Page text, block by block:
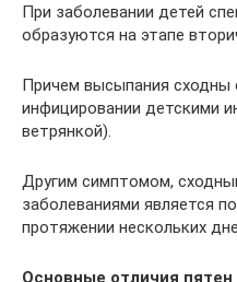
При заболевании детей
образуются на этапе
Причем высыпания
инфицировании детскими
ветрянкой).
Другим симптомом,
заболеваниями является
протяжении нескольких
Основные отличия